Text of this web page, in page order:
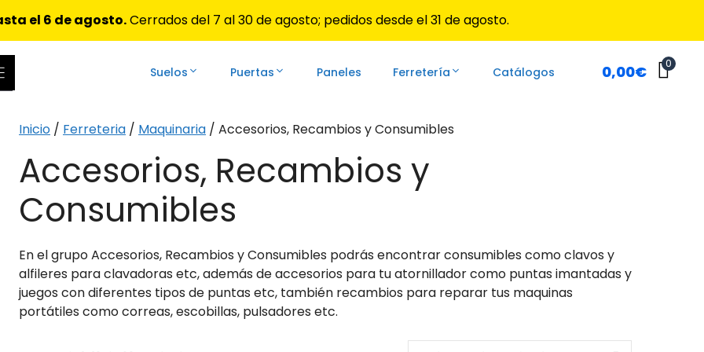
el 6 de agosto.Cerrados del 7 al 30 de agosto; pedidos desde el 31 de agosto.
Suelos Puertas Paneles Ferretería Catálogos 0,00€ 0
Inicio / Ferreteria / Maquinaria / Accesorios, Recambios y Consumibles
Accesorios, Recambios y
Consumibles
En el grupo Accesorios, Recambios y Consumibles podrás encontrar consumibles como clavos y
alfileres para clavadoras etc, además de accesorios para tu atornillador como puntas imantadas y
juegos con diferentes tipos de puntas etc, también recambios para reparar tus maquinas
portátiles como correas, escobillas, pulsadores etc.